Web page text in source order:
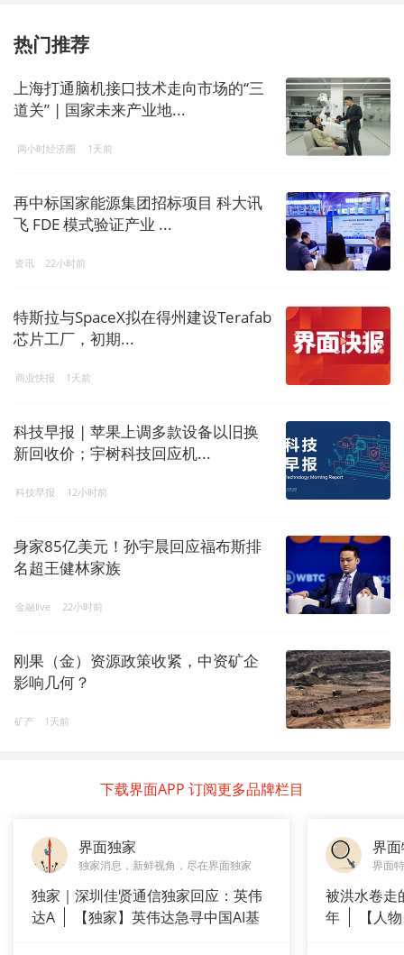
热门推荐
上海打通脑机接口技术走向市场的“三
道关” | 国家未来产业地...
两小时经济圈 1天前
再中标国家能源集团招标项目 科大讯
飞 FDE 模式验证产业 ...
资讯 22小时前
特斯拉与SpaceX拟在得州建设Terafab
芯片工厂，初期...
商业快报 1天前
科技早报 | 苹果上调多款设备以旧换
新回收价；宇树科技回应机...
科技早报 12小时前
身家85亿美元！孙宇晨回应福布斯排
名超王健林家族
金融live 22小时前
刚果（金）资源政策收紧，中资矿企
影响几何？
矿产 1天前
下载界面APP 订阅更多品牌栏目
界面独家
独家消息，新鲜视角，尽在界面独家
独家｜深圳佳贤通信独家回应：英伟
达A
【独家】英伟达急寻中国AI基
界
界面
被洪水卷走
年
【人